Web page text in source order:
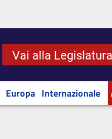
Vai alla
Europa Internazionale